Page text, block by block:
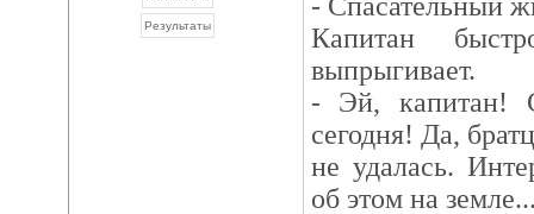
Капитан
выпрыгивает.
- Эй, капитан!
сегодня! Да,
не удалась.
об этом на